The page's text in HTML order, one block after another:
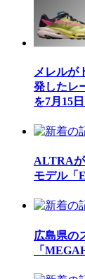
メレルが
発したレ
を7月15
ALTRA
モデル「
広島県の
「